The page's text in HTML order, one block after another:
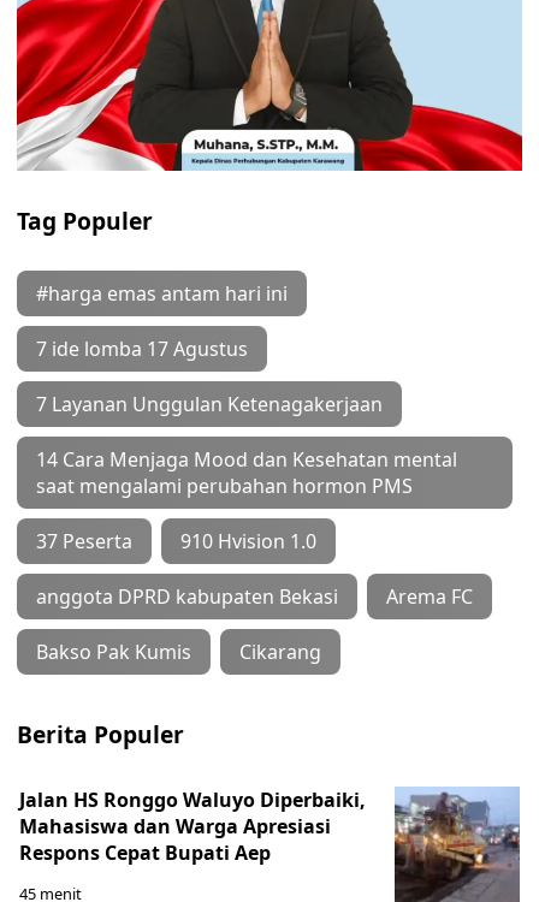
Tag Populer
#harga emas antam hari ini
7 ide lomba 17 Agustus
7 Layanan Unggulan Ketenagakerjaan
14 Cara Menjaga Mood dan Kesehatan mental
saat mengalami perubahan hormon PMS
37 Peserta 910 Hvision 1.0
anggota DPRD kabupaten Bekasi Arema FC
Bakso Pak Kumis Cikarang
Berita Populer
Jalan HS Ronggo Waluyo Diperbaiki,
Mahasiswa dan Warga Apresiasi
Respons Cepat Bupati Aep
45 menit